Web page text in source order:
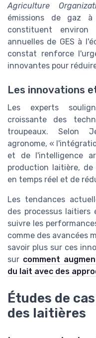
Agriculture
émissions de gaz
constituent
annuelles de GES à
constat renforce
innovantes pour
Les innovations
Les experts
croissante des
troupeaux. Selon
agronome, «
et de l'intelligence
production laitière,
en temps réel et de
Les tendances
des processus
suivre les
comme des avancées
savoir plus sur ces
sur comment
du lait avec des
Études de
des laitières